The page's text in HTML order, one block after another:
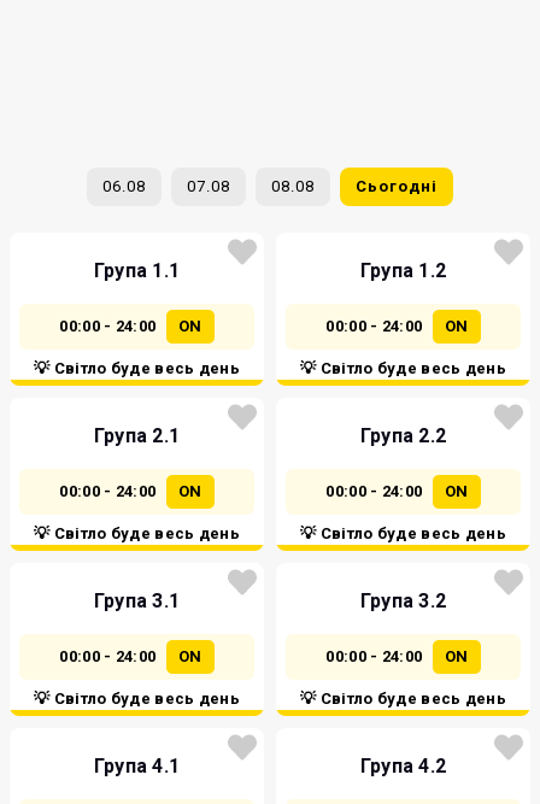
06.08 07.08 08.08 Сьогодні
Група 1.1
00:00 - 24:00 ON
💡 Світло буде весь день
Група 1.2
00:00 - 24:00 ON
💡 Світло буде весь день
Група 2.1
00:00 - 24:00 ON
💡 Світло буде весь день
Група 2.2
00:00 - 24:00 ON
💡 Світло буде весь день
Група 3.1
00:00 - 24:00 ON
💡 Світло буде весь день
Група 3.2
00:00 - 24:00 ON
💡 Світло буде весь день
Група 4.1 Група 4.2